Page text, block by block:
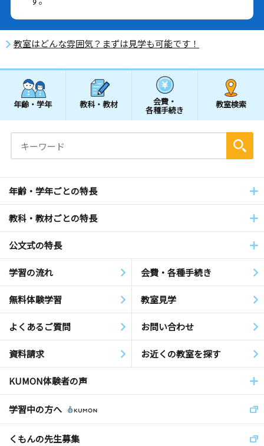
教室はどんな雰囲気？まずは見学も可能です！
年齢・学年 教科・教材 会費・
各種手続き
教室検索
年齢・学年ごとの特長
教科・教材ごとの特長
公文式の特長
学習の流れ 会費・各種手続き
無料体験学習 教室見学
よくあるご質問 お問い合わせ
資料請求 お近くの教室を探す
KUMON体験者の声
学習中の方へ
くもんの先生募集